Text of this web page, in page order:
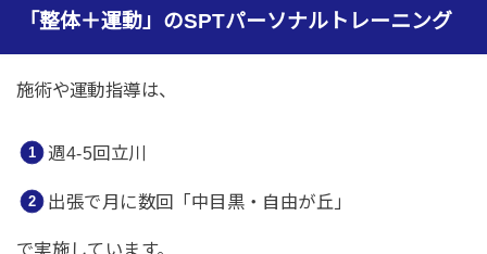
「整体＋運動」のSPTパーソナルトレーニング
施術や運動指導は、
週4-5回立川
出張で月に数回「中目黒・自由が丘」
で実施しています。